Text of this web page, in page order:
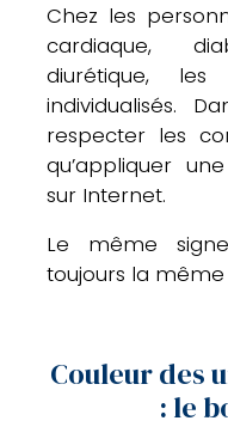
Chez les
cardiaque,
diurétique,
individualisés.
respecter les
qu’appliquer
sur Internet.
Le même
toujours la
Couleur des
: le